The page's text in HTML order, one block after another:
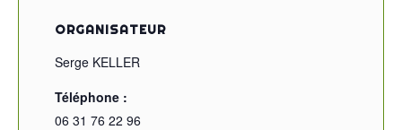
ORGANISATEUR
Serge KELLER
Téléphone :
06 31 76 22 96